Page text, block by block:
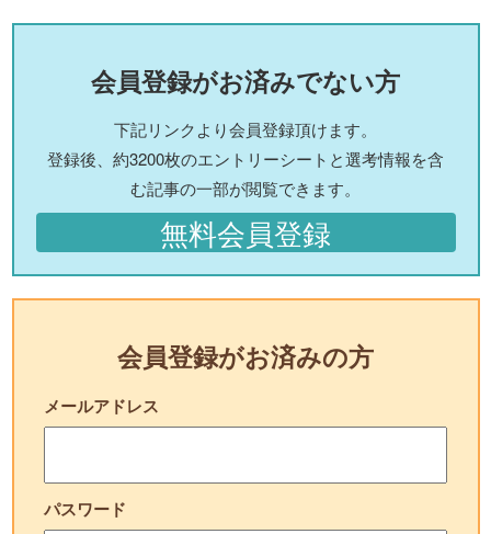
会員登録がお済みでない方
下記リンクより会員登録頂けます。
登録後、約3200枚のエントリーシートと選考情報を含
む記事の一部が閲覧できます。
無料会員登録
会員登録がお済みの方
メールアドレス
パスワード